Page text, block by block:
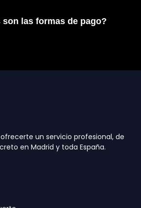
son las formas de pago?
un servicio profesional, de
en Madrid y toda España.